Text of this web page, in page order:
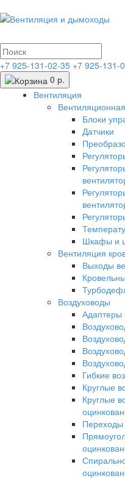
+7 925-131-02-35 +7 925-131-
0 р.
Вентиляция
Блоки
Датчики
Шкафы и
Вентиляция
Выходы
Воздуховоды
Адаптеры
Гибкие
Круглые
Круглые
Переходы